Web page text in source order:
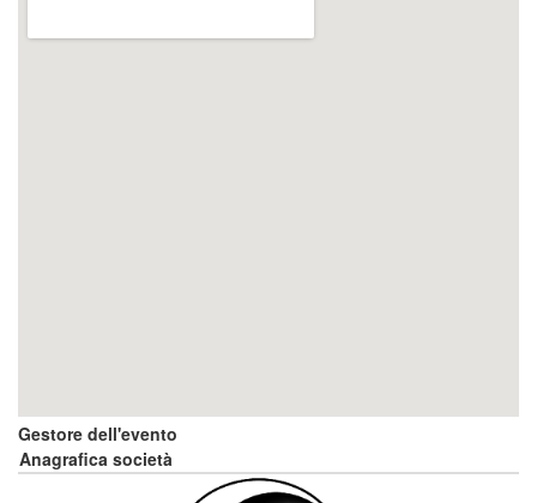
Gestore dell'evento
Anagrafica società